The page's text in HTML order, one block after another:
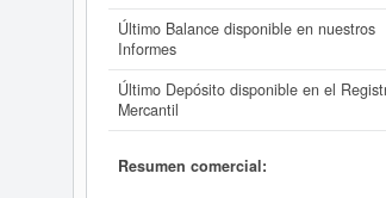
Último Balance disponible en nuestros
Informes
Último Depósito disponible en el
Mercantil
Resumen comercial: